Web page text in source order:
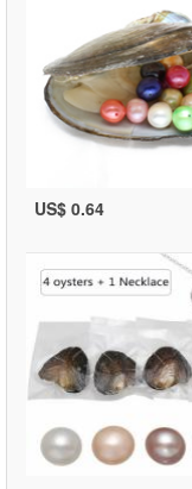
US$ 0.64